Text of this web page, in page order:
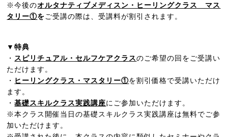
※今後のオルタナティブメディスン・ヒーリングクラス マス
タリー①をご受講の際は、受講料が割引されます。
▼特典
・ スピリチュアル・セルフケアクラスのご希望の回をご受講い
ただけます。
・ ヒーリングクラス・マスタリー①を割引価格で受講いただけ
ます。
・基礎スキルクラス実践講座にご参加いただけます。
※本クラス開催当日の基礎スキルクラス実践講座は無料でご参
加いただけます。